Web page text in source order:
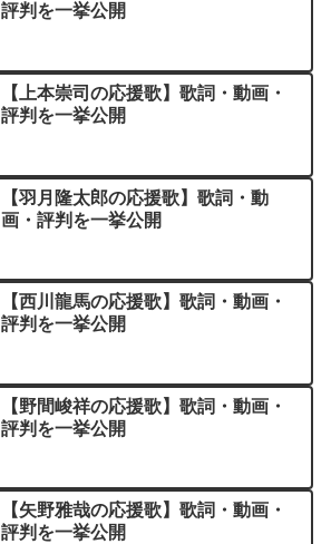
評判を一挙公開
【上本崇司の応援歌】歌詞・動画・
評判を一挙公開
【羽月隆太郎の応援歌】歌詞・動
画・評判を一挙公開
【西川龍馬の応援歌】歌詞・動画・
評判を一挙公開
【野間峻祥の応援歌】歌詞・動画・
評判を一挙公開
【矢野雅哉の応援歌】歌詞・動画・
評判を一挙公開